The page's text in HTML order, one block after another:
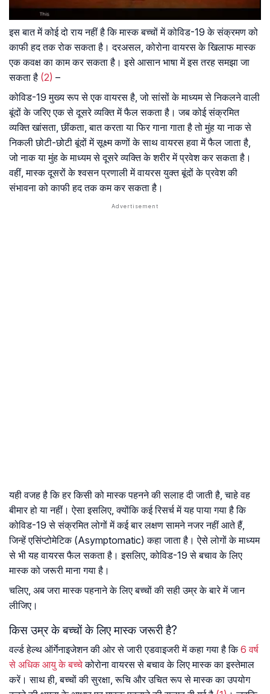
इस बात में कोई दो राय नहीं है कि मास्क बच्चों में कोविड-19 के संक्रमण को
काफी हद तक रोक सकता है। दरअसल, कोरोना वायरस के खिलाफ मास्क
एक कवक्ष का काम कर सकता है। इसे आसान भाषा में इस तरह समझा जा
सकता है (2) –
कोविड-19 मुख्य रूप से एक वायरस है, जो सांसों के माध्यम से निकलने वाली
बूंदों के जरिए एक से दूसरे व्यक्ति में फैल सकता है। जब कोई संक्रमित
व्यक्ति खांसता, छींकता, बात करता या फिर गाना गाता है तो मुंह या नाक से
निकली छोटी-छोटी बूंदों में सूक्ष्म कणों के साथ वायरस हवा में फैल जाता है,
जो नाक या मुंह के माध्यम से दूसरे व्यक्ति के शरीर में प्रवेश कर सकता है।
वहीं, मास्क दूसरों के श्वसन प्रणाली में वायरस युक्त बूंदों के प्रवेश की
संभावना को काफी हद तक कम कर सकता है।
यही वजह है कि हर किसी को मास्क पहनने की सलाह दी जाती है, चाहे वह
बीमार हो या नहीं। ऐसा इसलिए, क्योंकि कई रिसर्च में यह पाया गया है कि
कोविड-19 से संक्रमित लोगों में कई बार लक्षण सामने नजर नहीं आते हैं,
जिन्हें एसिंप्टोमेटिक (Asymptomatic) कहा जाता है। ऐसे लोगों के माध्यम
से भी यह वायरस फैल सकता है। इसलिए, कोविड-19 से बचाव के लिए
मास्क को जरूरी माना गया है।
चलिए, अब जरा मास्क पहनाने के लिए बच्चों की सही उम्र के बारे में जान
लीजिए।
किस उम्र के बच्चों के लिए मास्क जरूरी है?
वर्ल्ड हेल्थ ऑर्गेनाइजेशन की ओर से जारी एडवाइजरी में कहा गया है कि6 वर्ष
से अधिक आयु के बच्चेकोरोना वायरस से बचाव के लिए मास्क का इस्तेमाल
करें। साथ ही, बच्चों की सुरक्षा, रूचि और उचित रूप से मास्क का उपयोग